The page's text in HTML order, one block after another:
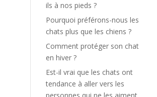
ils à nos pieds ?
Pourquoi préférons-nous les
chats plus que les chiens ?
Comment protéger son chat
en hiver ?
Est-il vrai que les chats ont
tendance à aller vers les